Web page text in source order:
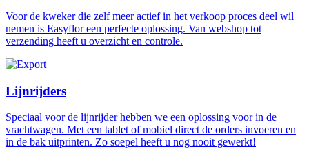
Voor de kweker die zelf meer actief in het verkoop proces deel wil
nemen is Easyflor een perfecte oplossing. Van webshop tot
verzending heeft u overzicht en controle.
Lijnrijders
Speciaal voor de lijnrijder hebben we een oplossing voor in de
vrachtwagen. Met een tablet of mobiel direct de orders invoeren en
in de bak uitprinten. Zo soepel heeft u nog nooit gewerkt!